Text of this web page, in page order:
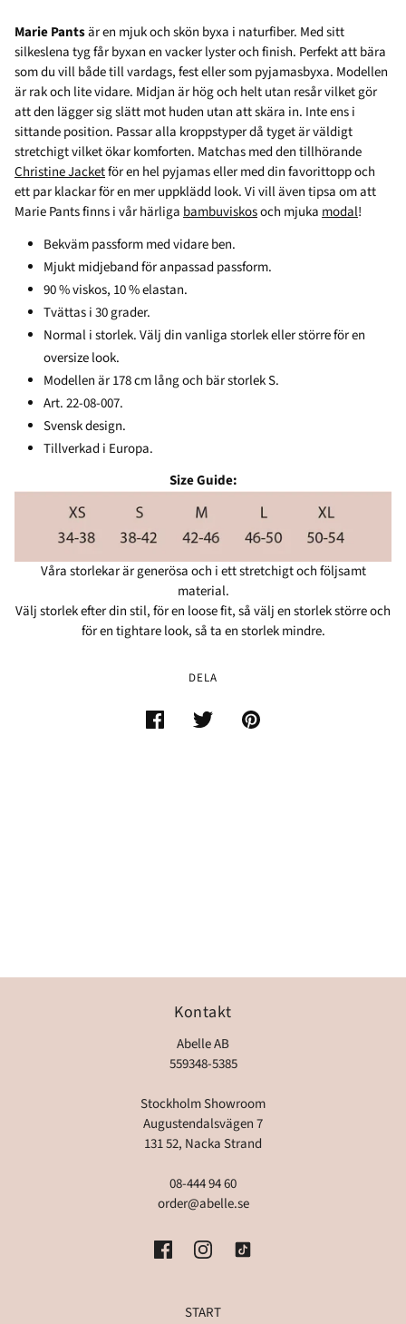
Marie Pantsär en mjuk och skön byxa i naturfiber. Med sitt
silkeslena tyg får byxan en vacker lyster och finish. Perfekt att bära
som du vill både till vardags, fest eller som pyjamasbyxa. Modellen
är rak och lite vidare. Midjan är hög och helt utan resår vilket gör
att den lägger sig slätt mot huden utan att skära in. Inte ens i
sittande position. Passar alla kroppstyper då tyget är väldigt
stretchigt vilket ökar komforten. Matchas med den tillhörande
Christine Jacketför en hel pyjamas eller med din favorittopp och
ett par klackar för en mer uppklädd look. Vi vill även tipsa om att
Marie Pants finns i vår härligabambuviskosoch mjukamodal!
Bekväm passform med vidare ben.
Mjukt midjeband för anpassad passform.
90 % viskos, 10 % elastan.
Tvättas i 30 grader.
Normal i storlek. Välj din vanliga storlek eller större för en
oversize look.
Modellen är 178 cm lång och bär storlek S.
Art. 22-08-007.
Svensk design.
Tillverkad i Europa.
Size Guide:
Våra storlekar är generösa och i ett stretchigt och följsamt
material.
Välj storlek efter din stil, för en loose fit, så välj en storlek större och
för en tightare look, så ta en storlek mindre.
DELA
Kontakt
Abelle AB
559348-5385
Stockholm Showroom
Augustendalsvägen 7
131 52, Nacka Strand
08-444 94 60
order@abelle.se
START